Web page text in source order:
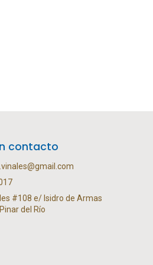
contacto
#108 e/ Isidro de Armas
del Río